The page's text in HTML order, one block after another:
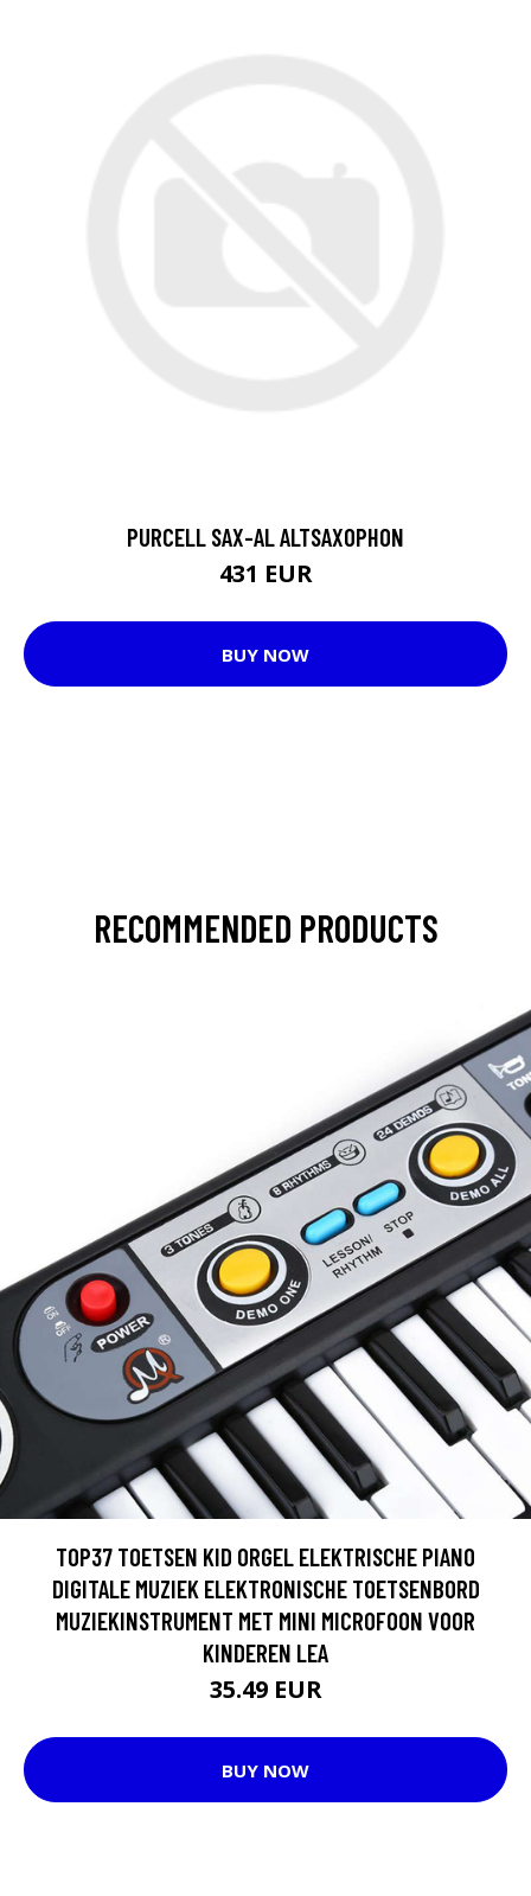
PURCELL SAX-AL ALTSAXOPHON
431 EUR
BUY NOW
RECOMMENDED PRODUCTS
TOP37 TOETSEN KID ORGEL ELEKTRISCHE PIANO
DIGITALE MUZIEK ELEKTRONISCHE TOETSENBORD
MUZIEKINSTRUMENT MET MINI MICROFOON VOOR
KINDEREN LEA
35.49 EUR
BUY NOW